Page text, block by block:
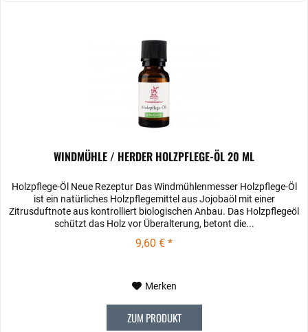
WINDMÜHLE / HERDER HOLZPFLEGE-ÖL 20 ML
Holzpflege-Öl Neue Rezeptur Das Windmühlenmesser Holzpflege-Öl
ist ein natürliches Holzpflegemittel aus Jojobaöl mit einer
Zitrusduftnote aus kontrolliert biologischen Anbau. Das Holzpflegeöl
schützt das Holz vor Überalterung, betont die...
9,60 € *
Merken
ZUM PRODUKT